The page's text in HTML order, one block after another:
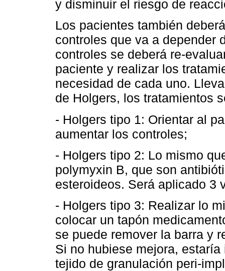
y disminuir el riesgo de
Los pacientes también
controles que va a depender
controles se deberá re-
paciente y realizar los
necesidad de cada uno.
de Holgers, los tratamientos
- Holgers tipo 1: Orientar al
aumentar los controles;
- Holgers tipo 2: Lo mismo
polymyxin B, que son
esteroideos. Será aplicado 3
- Holgers tipo 3: Realizar lo
colocar un tapón
se puede remover la barra y
Si no hubiese mejora,
tejido de granulación peri-